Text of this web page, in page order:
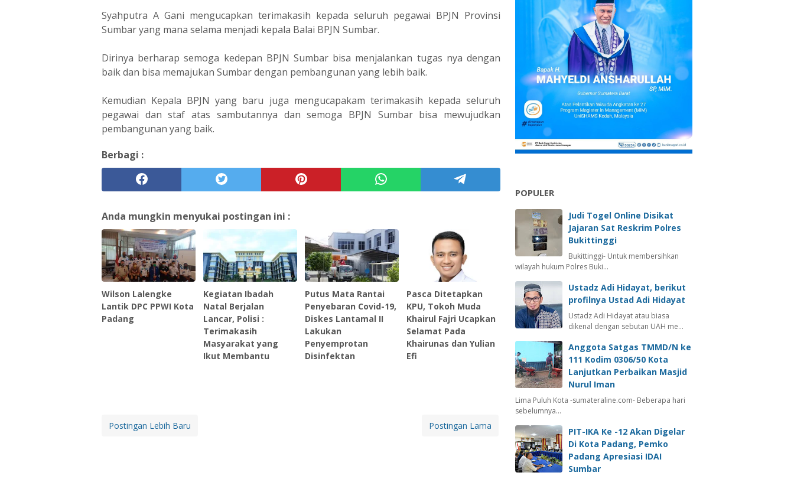
Syahputra A Gani mengucapkan terimakasih kepada seluruh pegawai BPJN Provinsi
Sumbar yang mana selama menjadi kepala Balai BPJN Sumbar.
Dirinya berharap semoga kedepan BPJN Sumbar bisa menjalankan tugas nya dengan
baik dan bisa memajukan Sumbar dengan pembangunan yang lebih baik.
Kemudian Kepala BPJN yang baru juga mengucapakam terimakasih kepada seluruh
pegawai dan staf atas sambutannya dan semoga BPJN Sumbar bisa mewujudkan
pembangunan yang baik.
Berbagi :
Anda mungkin menyukai postingan ini :
Wilson Lalengke
Lantik DPC PPWI Kota
Padang
Kegiatan Ibadah
Natal Berjalan
Lancar, Polisi :
Terimakasih
Masyarakat yang
Ikut Membantu
Putus Mata Rantai
Penyebaran Covid-19,
Diskes Lantamal II
Lakukan
Penyemprotan
Disinfektan
Pasca Ditetapkan
KPU, Tokoh Muda
Khairul Fajri Ucapkan
Selamat Pada
Khairunas dan Yulian
Efi
Postingan Lebih Baru Postingan Lama
POPULER
Judi Togel Online Disikat
Jajaran Sat Reskrim Polres
Bukittinggi
Bukittinggi- Untuk membersihkan
wilayah hukum Polres Buki…
Ustadz Adi Hidayat, berikut
profilnya Ustad Adi Hidayat
Ustadz Adi Hidayat atau biasa
dikenal dengan sebutan UAH me…
Anggota Satgas TMMD/N ke
111 Kodim 0306/50 Kota
Lanjutkan Perbaikan Masjid
Nurul Iman
Lima Puluh Kota -sumateraline.com- Beberapa hari
sebelumnya…
PIT-IKA Ke -12 Akan Digelar
Di Kota Padang, Pemko
Padang Apresiasi IDAI
Sumbar